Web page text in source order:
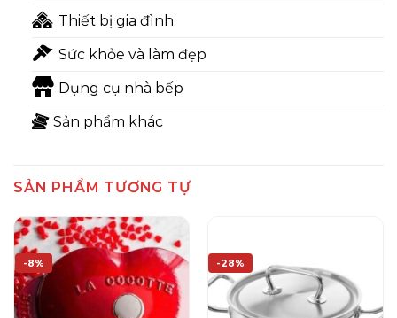
Thiết bị gia đình
Sức khỏe và làm đẹp
Dụng cụ nhà bếp
Sản phẩm khác
SẢN PHẨM TƯƠNG TỰ
-8% -28%